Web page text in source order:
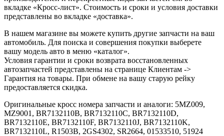
вкладке «Кросс-лист». Стоимость и сроки и условия доставки
представлены во вкладке «доставка».
В нашем магазине вы можете купить другие запчасти на ваш
автомобиль. Для поиска и совершения покупки выберете
вашу модель авто в меню «каталог».
Условия гарантии и сроки возврата восстановленных
автозапчастей представлены на странице Клиентам ->
Гарантия на товары. При обмене на вашу старую рейку
предоставляется скидка.
Оригинальные кросс номера запчасти и аналоги: 5MZ009,
MZ9001, BR7132110B, BR7132110C, BR7132110D,
BR7132110E, BR7132110F, BR7132110J, BR7132110K,
BR7132110L, R1503B, 2GS4302, SR2664, 01533510, 51924